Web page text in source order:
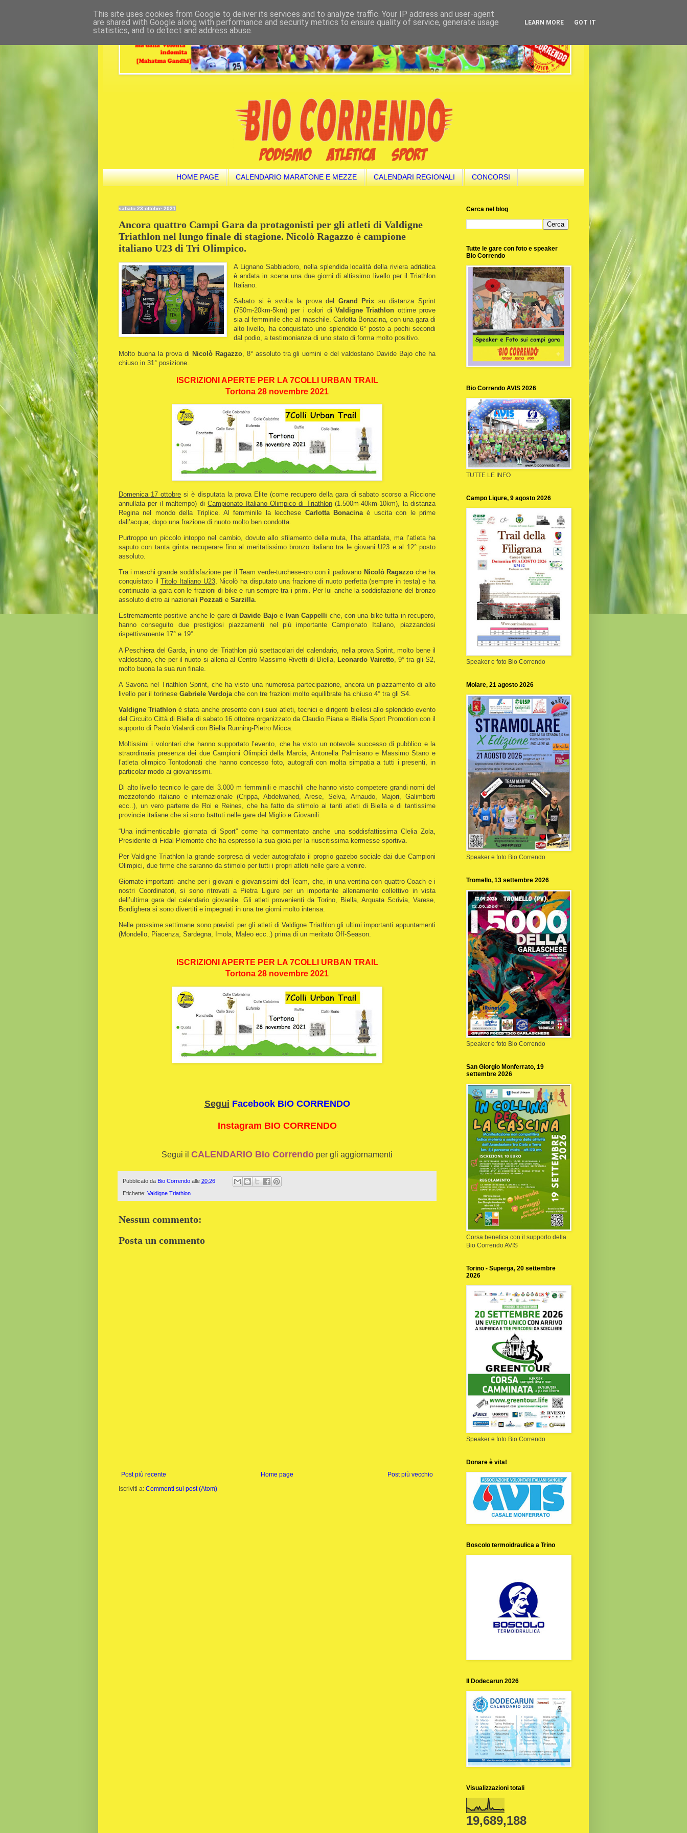
HOME PAGE CALENDARIO MARATONE E MEZZE CALENDARI REGIONALI CONCORSI
sabato 23 ottobre 2021
Ancora quattro Campi Gara da protagonisti per gli atleti di Valdigne
Triathlon nel lungo finale di stagione. Nicolò Ragazzo è campione
italiano U23 di Tri Olimpico.
A Lignano Sabbiadoro, nella splendida località della riviera adriatica
è andata in scena una due giorni di altissimo livello per il Triathlon
Italiano.
Sabato si è svolta la prova del Grand Prix su distanza Sprint
(750m-20km-5km) per i colori di Valdigne Triathlon ottime prove
sia al femminile che al maschile. Carlotta Bonacina, con una gara di
alto livello, ha conquistato uno splendido 6° posto a pochi secondi
dal podio, a testimonianza di uno stato di forma molto positivo.
Molto buona la prova di Nicolò Ragazzo, 8° assoluto tra gli uomini e del valdostano Davide Bajo che ha
chiuso in 31° posizione.
ISCRIZIONI APERTE PER LA 7COLLI URBAN TRAIL
Tortona 28 novembre 2021
Domenica 17 ottobre si è disputata la prova Elite (come recupero della gara di sabato scorso a Riccione
annullata per il maltempo) diCampionato Italiano Olimpico di Triathlon(1.500m-40km-10km), la distanza
Regina nel mondo della Triplice. Al femminile la lecchese Carlotta Bonacina è uscita con le prime
dall’acqua, dopo una frazione di nuoto molto ben condotta.
Purtroppo un piccolo intoppo nel cambio, dovuto allo sfilamento della muta, l’ha attardata, ma l’atleta ha
saputo con tanta grinta recuperare fino al meritatissimo bronzo italiano tra le giovani U23 e al 12° posto
assoluto.
Tra i maschi grande soddisfazione per il Team verde-turchese-oro con il padovano Nicolò Ragazzoche ha
conquistato ilTitolo Italiano U23, Nicolò ha disputato una frazione di nuoto perfetta (sempre in testa) e ha
continuato la gara con le frazioni di bike e run sempre tra i primi. Per lui anche la soddisfazione del bronzo
assoluto dietro ai nazionali Pozzati e Sarzilla.
Estremamente positive anche le gare di Davide Bajoe Ivan Cappelli che, con una bike tutta in recupero,
hanno conseguito due prestigiosi piazzamenti nel più importante Campionato Italiano, piazzandosi
rispettivamente 17° e 19°.
A Peschiera del Garda, in uno dei Triathlon più spettacolari del calendario, nella prova Sprint, molto bene il
valdostano, che per il nuoto si allena al Centro Massimo Rivetti di Biella, Leonardo Vairetto, 9° tra gli S2,
molto buona la sua run finale.
A Savona nel Triathlon Sprint, che ha visto una numerosa partecipazione, ancora un piazzamento di alto
livello per il torinese Gabriele Verdoja che con tre frazioni molto equilibrate ha chiuso 4° tra gli S4.
Valdigne Triathlon è stata anche presente con i suoi atleti, tecnici e dirigenti biellesi allo splendido evento
del Circuito Città di Biella di sabato 16 ottobre organizzato da Claudio Piana e Biella Sport Promotion con il
supporto di Paolo Vialardi con Biella Running-Pietro Micca.
Moltissimi i volontari che hanno supportato l’evento, che ha visto un notevole successo di pubblico e la
straordinaria presenza dei due Campioni Olimpici della Marcia, Antonella Palmisano e Massimo Stano e
l’atleta olimpico Tontodonati che hanno concesso foto, autografi con molta simpatia a tutti i presenti, in
particolar modo ai giovanissimi.
Di alto livello tecnico le gare dei 3.000 m femminili e maschili che hanno visto competere grandi nomi del
mezzofondo italiano e internazionale (Crippa, Abdelwahed, Arese, Selva, Arnaudo, Majori, Galimberti
ecc..), un vero parterre de Roi e Reines, che ha fatto da stimolo ai tanti atleti di Biella e di tantissime
provincie italiane che si sono battuti nelle gare del Miglio e Giovanili.
“Una indimenticabile giornata di Sport” come ha commentato anche una soddisfattissima Clelia Zola,
Presidente di Fidal Piemonte che ha espresso la sua gioia per la riuscitissima kermesse sportiva.
Per Valdigne Triathlon la grande sorpresa di veder autografato il proprio gazebo sociale dai due Campioni
Olimpici, due firme che saranno da stimolo per tutti i propri atleti nelle gare a venire.
Giornate importanti anche per i giovani e giovanissimi del Team, che, in una ventina con quattro Coach e i
nostri Coordinatori, si sono ritrovati a Pietra Ligure per un importante allenamento collettivo in vista
dell’ultima gara del calendario giovanile. Gli atleti provenienti da Torino, Biella, Arquata Scrivia, Varese,
Bordighera si sono divertiti e impegnati in una tre giorni molto intensa.
Nelle prossime settimane sono previsti per gli atleti di Valdigne Triathlon gli ultimi importanti appuntamenti
(Mondello, Piacenza, Sardegna, Imola, Maleo ecc..) prima di un meritato Off-Season.
ISCRIZIONI APERTE PER LA 7COLLI URBAN TRAIL
Tortona 28 novembre 2021
Segui Facebook BIO CORRENDO
Instagram BIO CORRENDO
Segui il CALENDARIO Bio Correndo per gli aggiornamenti
Pubblicato da Bio Correndo alle 20:26
Etichette: Valdigne Triathlon
Nessun commento:
Posta un commento
Post più recente Post più vecchio
Home page
Iscriviti a: Commenti sul post (Atom)
Cerca nel blog
Tutte le gare con foto e speaker
Bio Correndo
Bio Correndo AVIS 2026
TUTTE LE INFO
Campo Ligure, 9 agosto 2026
Speaker e foto Bio Correndo
Molare, 21 agosto 2026
Speaker e foto Bio Correndo
Tromello, 13 settembre 2026
Speaker e foto Bio Correndo
San Giorgio Monferrato, 19
settembre 2026
Corsa benefica con il supporto della
Bio Correndo AVIS
Torino - Superga, 20 settembre
2026
Speaker e foto Bio Correndo
Donare è vita!
Boscolo termoidraulica a Trino
Il Dodecarun 2026
Visualizzazioni totali
19,689,188
This site uses cookies from Google to deliver its services and to analyze traffic. Your IP address and user-agent
are shared with Google along with performance and security metrics to ensure quality of service, generate usage
statistics, and to detect and address abuse.
LEARN MORE GOT IT